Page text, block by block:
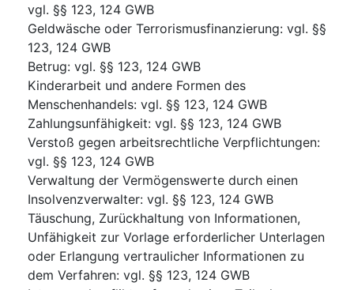
vgl. §§ 123, 124 GWB
Geldwäsche oder Terrorismusfinanzierung: vgl. §§
123, 124 GWB
Betrug: vgl. §§ 123, 124 GWB
Kinderarbeit und andere Formen des
Menschenhandels: vgl. §§ 123, 124 GWB
Zahlungsunfähigkeit: vgl. §§ 123, 124 GWB
Verstoß gegen arbeitsrechtliche Verpflichtungen:
vgl. §§ 123, 124 GWB
Verwaltung der Vermögenswerte durch einen
Insolvenzverwalter: vgl. §§ 123, 124 GWB
Täuschung, Zurückhaltung von Informationen,
Unfähigkeit zur Vorlage erforderlicher Unterlagen
oder Erlangung vertraulicher Informationen zu
dem Verfahren: vgl. §§ 123, 124 GWB